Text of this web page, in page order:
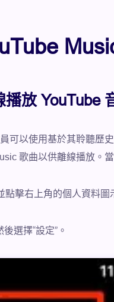
放 YouTube
可以使用基於其聆聽歷
歌曲以供離線播放。
點擊右上角的個人資料圖
後選擇“設定”。